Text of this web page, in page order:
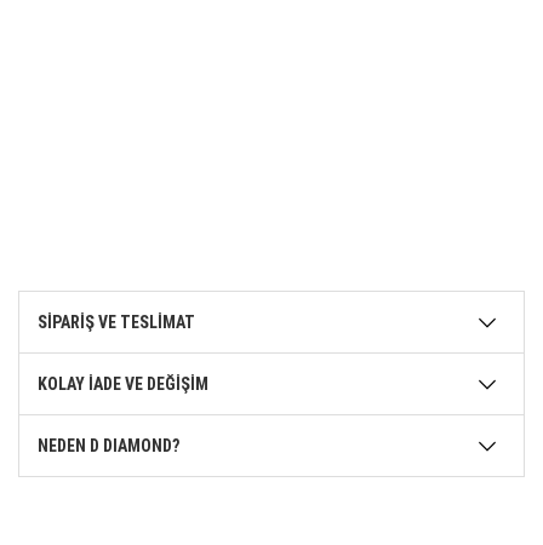
SİPARİŞ VE TESLİMAT
KOLAY İADE VE DEĞİŞİM
NEDEN D DIAMOND?